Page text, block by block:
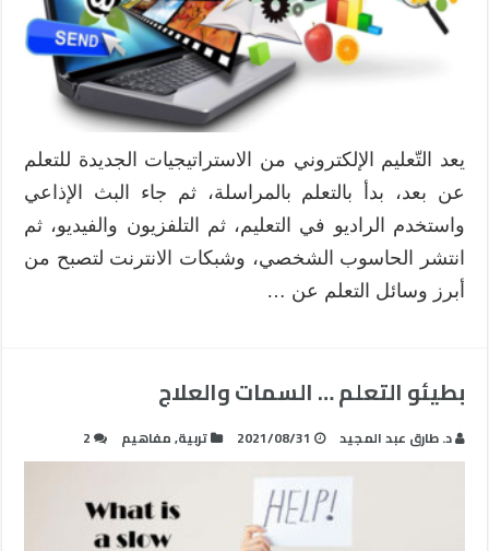
يعد التّعليم الإلكتروني من الاستراتيجيات الجديدة للتعلم
عن بعد، بدأ بالتعلم بالمراسلة، ثم جاء البث الإذاعي
واستخدم الراديو في التعليم، ثم التلفزيون والفيديو، ثم
انتشر الحاسوب الشخصي، وشبكات الانترنت لتصبح من
أبرز وسائل التعلم عن …
بطيئو التعلم … السمات والعلاج
د. طارق عبد المجيد 2021/08/31 تربية,مفاهيم 2